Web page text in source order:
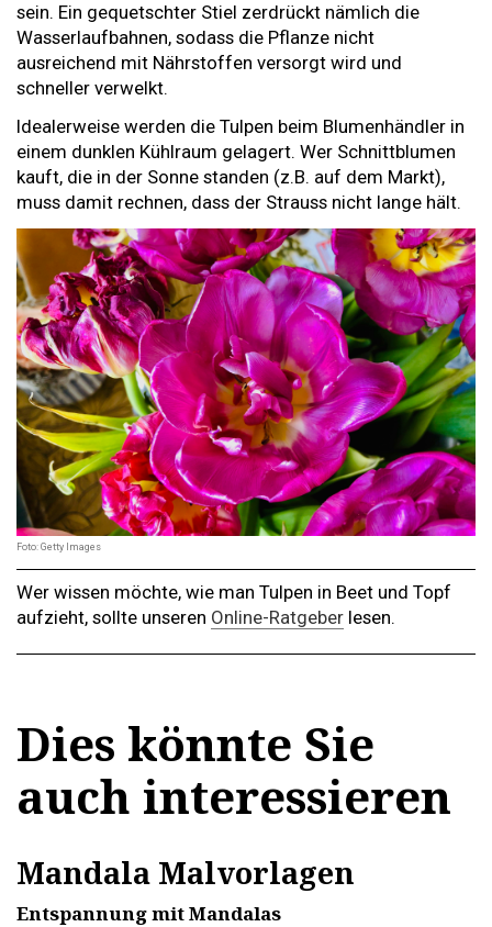
sein. Ein gequetschter Stiel zerdrückt nämlich die
Wasserlaufbahnen, sodass die Pflanze nicht
ausreichend mit Nährstoffen versorgt wird und
schneller verwelkt.
Idealerweise werden die Tulpen beim Blumenhändler in
einem dunklen Kühlraum gelagert. Wer Schnittblumen
kauft, die in der Sonne standen (z.B. auf dem Markt),
muss damit rechnen, dass der Strauss nicht lange hält.
Foto: Getty Images
Wer wissen möchte, wie man Tulpen in Beet und Topf
aufzieht, sollte unseren Online-Ratgeber lesen.
Dies könnte Sie
auch interessieren
Mandala Malvorlagen
Entspannung mit Mandalas